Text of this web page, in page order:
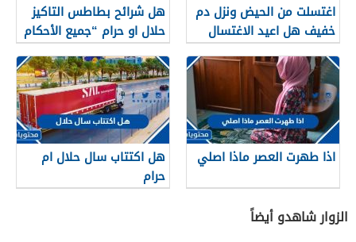
اغتسلت من الحيض ونزل دم
خفيف هل اعيد الاغتسال
هل شرائح بطاطس التاكيز
حلال او حرام “جميع الأحكام
الشرعية”
اذا طهرت العصر ماذا اصلي
هل اكتتاب سال حلال ام
حرام
الزوار شاهدو أيضاً